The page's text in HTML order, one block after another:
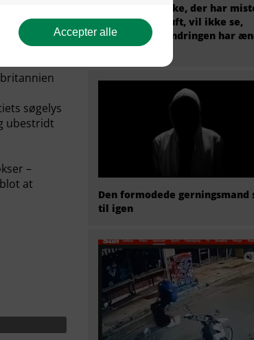
uklare,
–
søgelys
ubestridt
–
at
Kun et menneske, der har
sin sunde fornuft, vil ikke se,
hvordan indvandringen har
Danmark
Den formodede gerningsmand
til igen